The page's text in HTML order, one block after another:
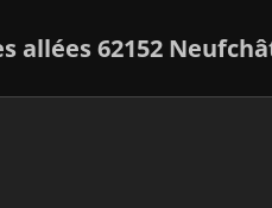
allées 62152